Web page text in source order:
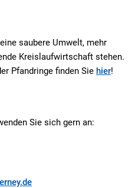
saubere Umwelt, mehr
Kreislaufwirtschaft stehen.
Pfandringe finden Sie hier!
Sie sich gern an: